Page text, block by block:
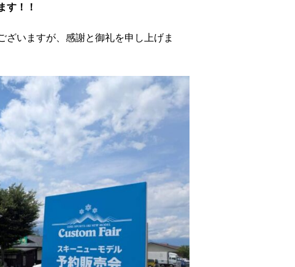
す！！
ざいますが、感謝と御礼を申し上げま